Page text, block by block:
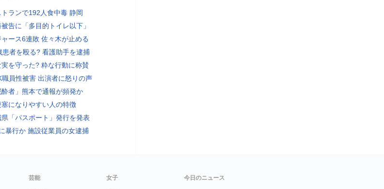
トランで192人食中毒 静岡
告に「多目的トイレ以下」
ャース6連敗 佐々木が止める
患者を殴る? 看護助手を逮捕
実を守った? 粋な行動に称賛
職員性被害 出演者に怒りの声
酔者」熊本で通報が頻発か
塞になりやすい人の特徴
県「パスポート」発行を発表
暴行か 施設従業員の女逮捕
芸能 女子 今日のニュース